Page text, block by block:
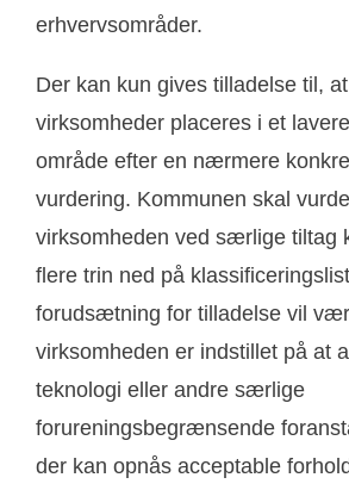
erhvervsområder.
Der kan kun gives tilladelse til,
virksomheder placeres i et
område efter en nærmere
vurdering. Kommunen skal
virksomheden ved særlige tiltag
flere trin ned på
forudsætning for tilladelse vil
virksomheden er indstillet på at
teknologi eller andre særlige
forureningsbegrænsende
der kan opnås acceptable